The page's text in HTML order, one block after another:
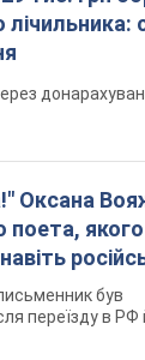
обрав
Фото
на межі